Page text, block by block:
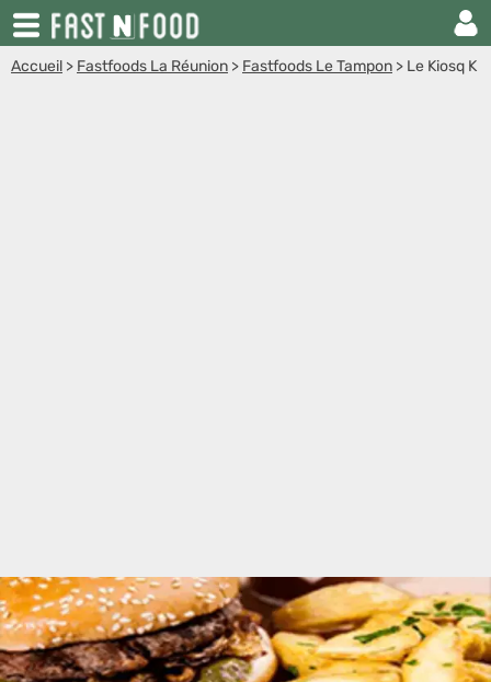
Accueil > Fastfoods La Réunion > Fastfoods Le Tampon > Le Kiosq K